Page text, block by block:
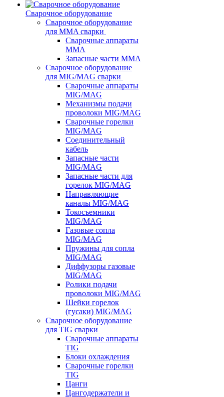
Сварочное оборудование
Сварочное оборудование
для MMA сварки
Сварочные аппараты
MMA
Запасные части MMA
Сварочное оборудование
для MIG/MAG сварки
Сварочные аппараты
MIG/MAG
Механизмы подачи
проволоки MIG/MAG
Сварочные горелки
MIG/MAG
Соединительный
кабель
Запасные части
MIG/MAG
Запасные части для
горелок MIG/MAG
Направляющие
каналы MIG/MAG
Токосъемники
MIG/MAG
Газовые сопла
MIG/MAG
Пружины для сопла
MIG/MAG
Диффузоры газовые
MIG/MAG
Ролики подачи
проволоки MIG/MAG
Шейки горелок
(гусаки) MIG/MAG
Сварочное оборудование
для TIG сварки
Сварочные аппараты
TIG
Блоки охлаждения
Сварочные горелки
TIG
Цанги
Цангодержатели и